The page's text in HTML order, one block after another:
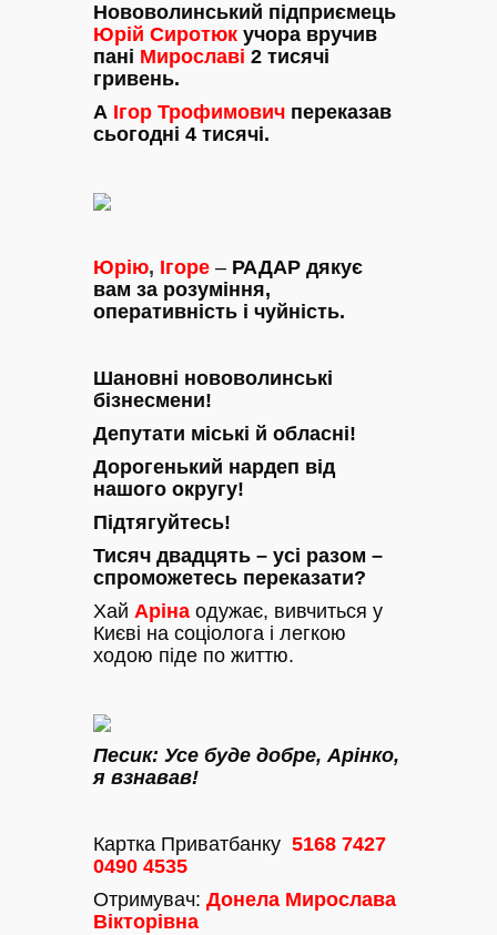
Нововолинський підприємець
Юрій Сиротюк учора вручив
пані Мирославі 2 тисячі
гривень.
А Ігор Трофимович переказав
сьогодні 4 тисячі.
Юрію, Ігоре – РАДАР дякує
вам за розуміння,
оперативність і чуйність.
Шановні нововолинські
бізнесмени!
Депутати міські й обласні!
Дорогенький нардеп від
нашого округу!
Підтягуйтесь!
Тисяч двадцять – усі разом –
спроможетесь переказати?
Хай Аріна одужає, вивчиться у
Києві на соціолога і легкою
ходою піде по життю.
Песик: Усе буде добре, Арінко,
я взнавав!
Картка Приватбанку 5168 7427
0490 4535
Отримувач: Донела Мирослава
Вікторівна